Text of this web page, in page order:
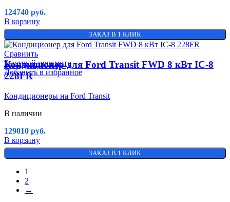
124740 руб.
В корзину
ЗАКАЗ В 1 КЛИК
Сравнить
Быстрый просмотр
Добавить в избранное
Кондиционер для Ford Transit FWD 8 кВт IC-8
228FR
Кондиционеры на Ford Transit
В наличии
129010 руб.
В корзину
ЗАКАЗ В 1 КЛИК
1
2
→